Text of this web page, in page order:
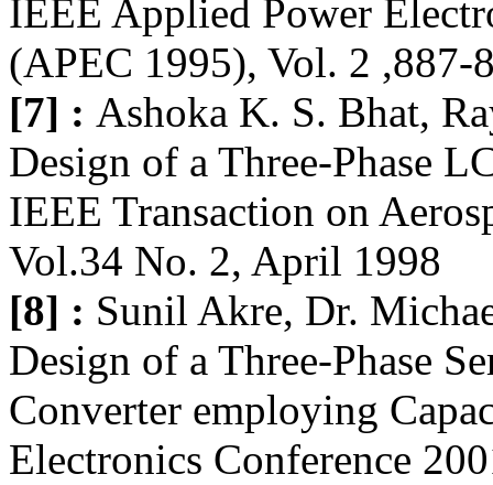
IEEE Applied Power
(APEC 1995), Vol. 2 ,887-
[7] : Ashoka K. S. Bhat,
Design of a Three-Phase
IEEE Transaction on
Vol.34 No. 2, April 1998
[8] : Sunil Akre, Dr.
Design of a Three-Phase
Converter employing
Electronics Conference